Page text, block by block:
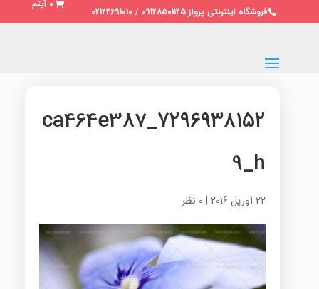
فروشگاه اینترنتی پرواز 09128501125 / 02122691010
0 آیتم
۷۲۹۶۹۳۸۱۵۲_ca464e387
9_h
22 آوریل 2016 | 0 نظر